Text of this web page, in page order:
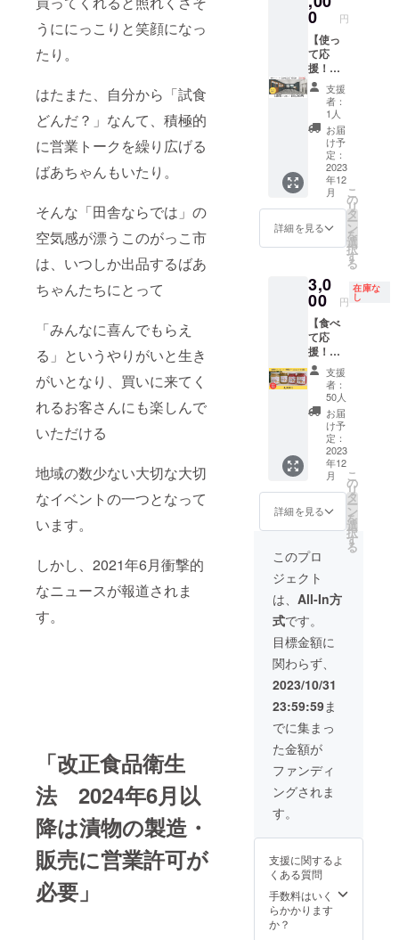
うににっこりと笑顔になっ
たり。
はたまた、自分から「試食
どんだ？」なんて、積極的
に営業トークを繰り広げる
ばあちゃんもいたり。
そんな「田舎ならでは」の
空気感が漂うこのがっこ市
は、いつしか出品するばあ
ちゃんたちにとって
「みんなに喜んでもらえ
る」というやりがいと生き
がいとなり、買いに来てく
れるお客さんにも楽しんで
いただける
地域の数少ない大切な大切
なイベントの一つとなって
います。
しかし、2021年6月衝撃的
なニュースが報道されま
す。
「改正食品衛生
法 2024年6月以
降は漬物の製造・
販売に営業許可が
必要」
時、必
ず備考
欄に掲
載を希
望され
るお名
前をご
記入く
ださ
い。
す。 ※
貸切時
は、安
全確保
のため
当ス
タッフ
も施設
内に常
駐させ
ていた
だきま
す。 ※
有効期
限
2024年
3月31日
まで
12月ご
ろ〜
2024年
12月ご
ろまで
2.掲
載方法
ガッ
コス
テー
ション
内に、
ご支援
者様の
お名前
もしく
は好き
なお言
意で掲
示させ
ていた
だきま
す。
文字の
み掲
載。
Sサイズ
＝３
cm×８
cm程度
Mサ
イズ＝
６cm×
１６cm
程度
cm×２
４cm程
度 ※
支援
時、必
ず備考
欄に掲
載を希
望され
るお名
前をご
記入く
ださ
い。
0 円
【使っ
て応
援！】
【法人
様】感
謝の
メッ
セージ
＋GST
一週間
貸し切
り利用
券 企業
研修や
ワー
ケー
場所と
しての
活用に
オスス
メで
す！
※Free
wifi完備
※イベン
ト開催
に関し
まし
て、イ
ベント
内容を
事前に
把握さ
た上で
のご利
用とな
りま
す。 ※
貸切時
は、安
全確保
のため
当ス
タッフ
も施設
内に常
駐させ
ていた
だきま
す。 ※
有効期
3月31日
まで
支援
者：
1人
お届
け予
定：
2023
年12
月
詳細を見る
こ
の
リ
タ
ー
ン
を
選
択
す
る
3,0
00 円
在庫な
し
【食べ
て応
援！】
感謝の
メッ
セージ
＋大阿
仁ワー
キング
特製
ジャム
◯支援
者の皆
さへ、
大阿仁
ワーキ
ングか
ら感謝
のメッ
セージ
をお送
りしま
す！ ◯
大阿仁
ワーキ
ング特
製ジャ
ム「山
のジャ
ムおじ
さんが
作った
美味し
いりん
お送り
す！
保存
料、着
色料不
使用。
支援
者：
50人
お届
け予
定：
2023
年12
月
詳細を見る
こ
の
リ
タ
ー
ン
を
選
択
す
る
このプロ
ジェクト
は、 All-In方
式です。
目標金額に
関わらず、
2023/10/31
23:59:59ま
でに集まっ
た金額が
ファンディ
ングされま
す。
支援に関するよ
くある質問
手数料はいく
らかかります
か？